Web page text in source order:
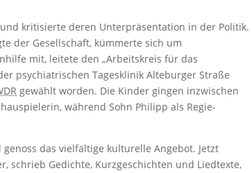
kritisierte deren Unterpräsentation in der Politik.
der Gesellschaft, kümmerte sich um
mit, leitete den „Arbeitskreis für das
psychiatrischen Tagesklinik Alteburger Straße
gewählt worden. Die Kinder gingen inzwischen
während Sohn Philipp als Regie-
das vielfältige kulturelle Angebot. Jetzt
schrieb Gedichte, Kurzgeschichten und Liedtexte,